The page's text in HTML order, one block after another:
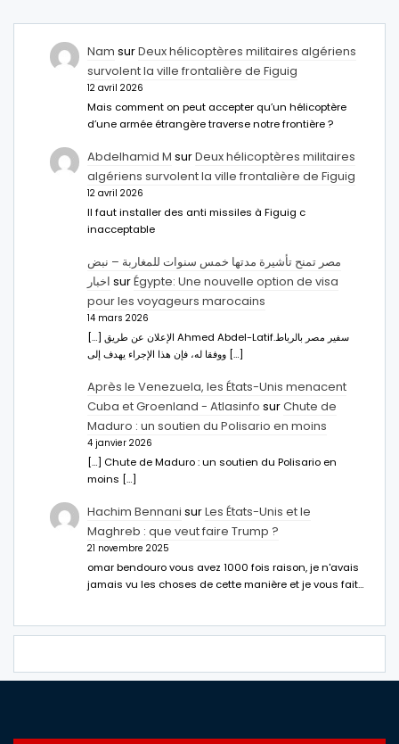
Nam surDeux hélicoptères militaires algériens
survolent la ville frontalière de Figuig
12 avril 2026
Mais comment on peut accepter qu’un hélicoptère
d’une armée étrangère traverse notre frontière ?
Abdelhamid M surDeux hélicoptères militaires
algériens survolent la ville frontalière de Figuig
12 avril 2026
Il faut installer des anti missiles à Figuig c
inacceptable
مصر تمنح تأشيرة مدتها خمس سنوات للمغاربة – نبض
اخبار surÉgypte: Une nouvelle option de visa
pour les voyageurs marocains
14 mars 2026
[…] الإعلان عن طريق Ahmed Abdel-Latifسفير مصر بالرباط.
ووفقا له، فإن هذا الإجراء يهدف إلى […]
Après le Venezuela, les États-Unis menacent
Cuba et Groenland - Atlasinfo surChute de
Maduro : un soutien du Polisario en moins
4 janvier 2026
[…] Chute de Maduro : un soutien du Polisario en
moins […]
Hachim Bennani surLes États-Unis et le
Maghreb : que veut faire Trump ?
21 novembre 2025
omar bendouro vous avez 1000 fois raison, je n'avais
jamais vu les choses de cette manière et je vous fait…